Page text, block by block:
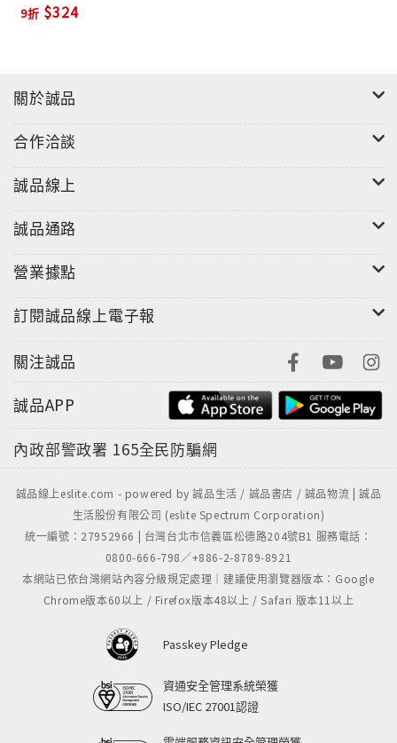
9折 $324
關於誠品
合作洽談
誠品線上
誠品通路
營業據點
訂閱誠品線上電子報
關注誠品
誠品APP
內政部警政署 165全民防騙網
誠品線上eslite.com - powered by 誠品生活 / 誠品書店 / 誠品物流 | 誠品
生活股份有限公司 (eslite Spectrum Corporation)
統一編號：27952966 | 台灣台北市信義區松德路204號B1 服務電話：
0800-666-798／+886-2-8789-8921
本網站已依台灣網站內容分級規定處理｜建議使用瀏覽器版本：Google
Chrome版本60以上 / Firefox版本48以上 / Safari 版本11以上
Passkey Pledge
資通安全管理系統榮獲
ISO/IEC 27001認證